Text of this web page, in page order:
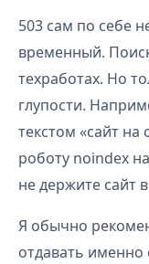
503 сам по себе
временный.
техработах. Но
глупости.
текстом «сайт на
роботу noindex
не держите сайт
Я обычно
отдавать именно